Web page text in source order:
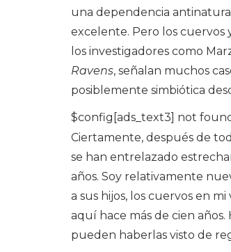
una dependencia
excelente. Pero los cuervos
los investigadores como
Ravens, señalan muchos
posiblemente simbiótica
$config[ads_text3] not
Ciertamente, después de
se han entrelazado
años. Soy relativamente
a sus hijos, los cuervos en
aquí hace más de cien
pueden haberlas visto de